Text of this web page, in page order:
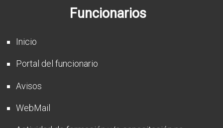
Funcionarios
Inicio
Portal del funcionario
Avisos
WebMail